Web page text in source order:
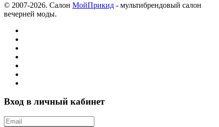
© 2007-2026. Салон МойПрикид - мультибрендовый салон
вечерней моды.
Вход в личный кабинет